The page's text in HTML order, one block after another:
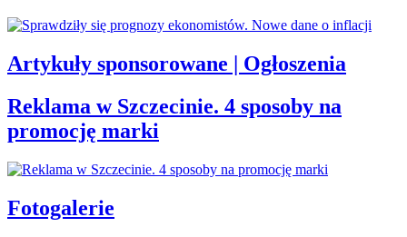
Artykuły sponsorowane | Ogłoszenia
Reklama w Szczecinie. 4 sposoby na
promocję marki
Fotogalerie